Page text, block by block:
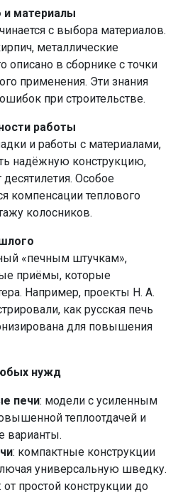
и материалы
с выбора материалов.
металлические
описано в сборнике с точки
применения. Эти знания
при строительстве.
работы
и работы с материалами,
надёжную конструкцию,
Особое
компенсации теплового
колосников.
«печным штучкам»,
приёмы, которые
Например, проекты Н. А.
как русская печь
для повышения
нужд
печи: модели с усиленным
теплоотдачей и
варианты.
: компактные конструкции
универсальную шведку.
: от простой конструкции до